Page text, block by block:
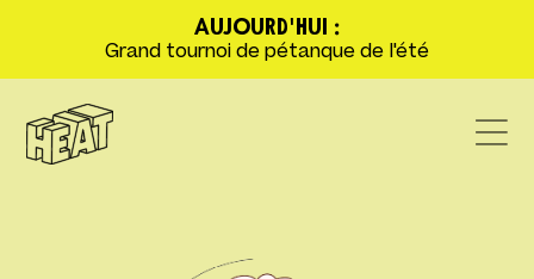
AUJOURD'HUI :
Grand tournoi de pétanque de l'été